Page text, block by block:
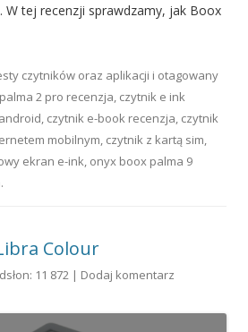
W tej recenzji sprawdzamy, jak Boox
czytników oraz aplikacji i otagowany
2 pro recenzja, czytnik e ink
, czytnik e-book recenzja, czytnik
mobilnym, czytnik z kartą sim,
ekran e-ink, onyx boox palma 9
.
Colour
11 872 | Dodaj komentarz